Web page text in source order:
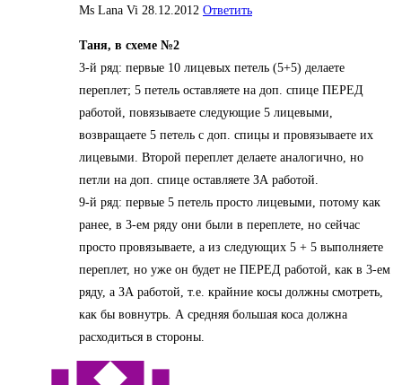
Ms Lana Vi 28.12.2012 Ответить
Таня, в схеме №2
3-й ряд: первые 10 лицевых петель (5+5) делаете
переплет; 5 петель оставляете на доп. спице ПЕРЕД
работой, повязываете следующие 5 лицевыми,
возвращаете 5 петель с доп. спицы и провязываете их
лицевыми. Второй переплет делаете аналогично, но
петли на доп. спице оставляете ЗА работой.
9-й ряд: первые 5 петель просто лицевыми, потому как
ранее, в 3-ем ряду они были в переплете, но сейчас
просто провязываете, а из следующих 5 + 5 выполняете
переплет, но уже он будет не ПЕРЕД работой, как в 3-ем
ряду, а ЗА работой, т.е. крайние косы должны смотреть,
как бы вовнутрь. А средняя большая коса должна
расходиться в стороны.